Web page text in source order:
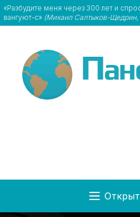
«Разбудите меня через 300 лет и
вангуют-с» (Михаил Салтыков-Щедрин,